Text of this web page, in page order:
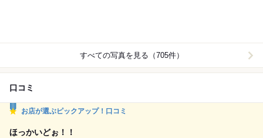
すべての写真を見る（705件）
口コミ
お店が選ぶピックアップ！口コミ
ほっかいどぉ！！